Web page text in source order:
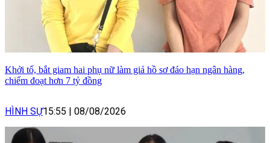
Khởi tố, bắt giam hai phụ nữ làm giả hồ sơ đáo hạn ngân hàng,
chiếm đoạt hơn 7 tỷ đồng
HÌNH SỰ15:55 | 08/08/2026